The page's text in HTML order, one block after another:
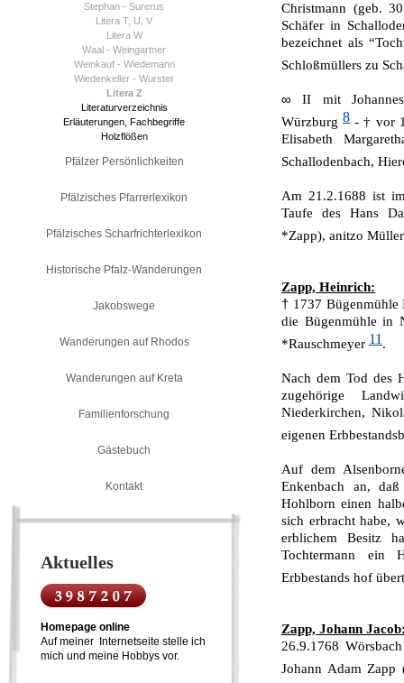
Christmann (geb.
Schäfer in
bezeichnet als
Schloßmüllers zu
∞II mit
Würzburg 8- † vor
Elisabeth
Schallodenbach,
Am 21.2.1688 ist
Taufe des Hans
*Zapp), anitzo
Zapp, Heinrich:
† 1737
die Bügenmühle in
*Rauschmeyer 11 .
Nach dem Tod des
zugehörige
Niederkirchen,
eigenen
Auf dem
Enkenbach an,
Hohlborn einen
sich erbracht habe,
erblichem Besitz
Tochtermann ein
Erbbestands hof
Zapp, Johann
26.9.1768
Johann Adam
Stephan - Surerus
Litera T, U, V
Litera W
Waal - Weingartner
Weinkauf - Wiedemann
Wiedenkeller - Wurster
Litera Z
Literaturverzeichnis
Erläuterungen, Fachbegriffe
Holzflößen
Pfälzer Persönlichkeiten
Pfälzisches Pfarrerlexikon
Pfälzisches Scharfrichterlexikon
Historische Pfalz-Wanderungen
Jakobswege
Wanderungen auf Rhodos
Wanderungen auf Kreta
Familienforschung
Gästebuch
Kontakt
Aktuelles
Homepage online
Auf meiner Internetseite stelle ich
mich und meine Hobbys vor.